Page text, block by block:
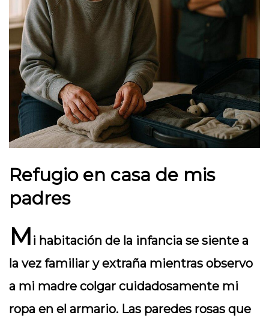
Refugio en casa de mis
padres
M i habitación de la infancia se siente a
la vez familiar y extraña mientras observo
a mi madre colgar cuidadosamente mi
ropa en el armario. Las paredes rosas que